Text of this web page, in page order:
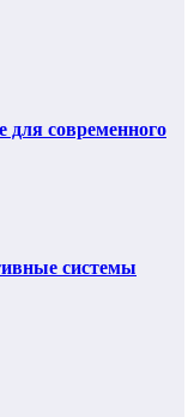
современного
системы